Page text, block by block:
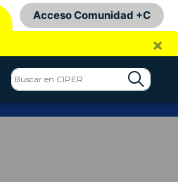
Acceso Comunidad +C
×